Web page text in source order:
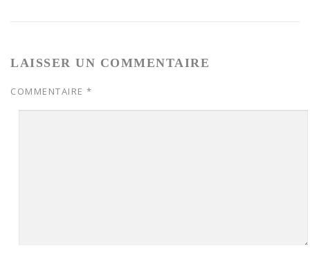
LAISSER UN COMMENTAIRE
COMMENTAIRE *